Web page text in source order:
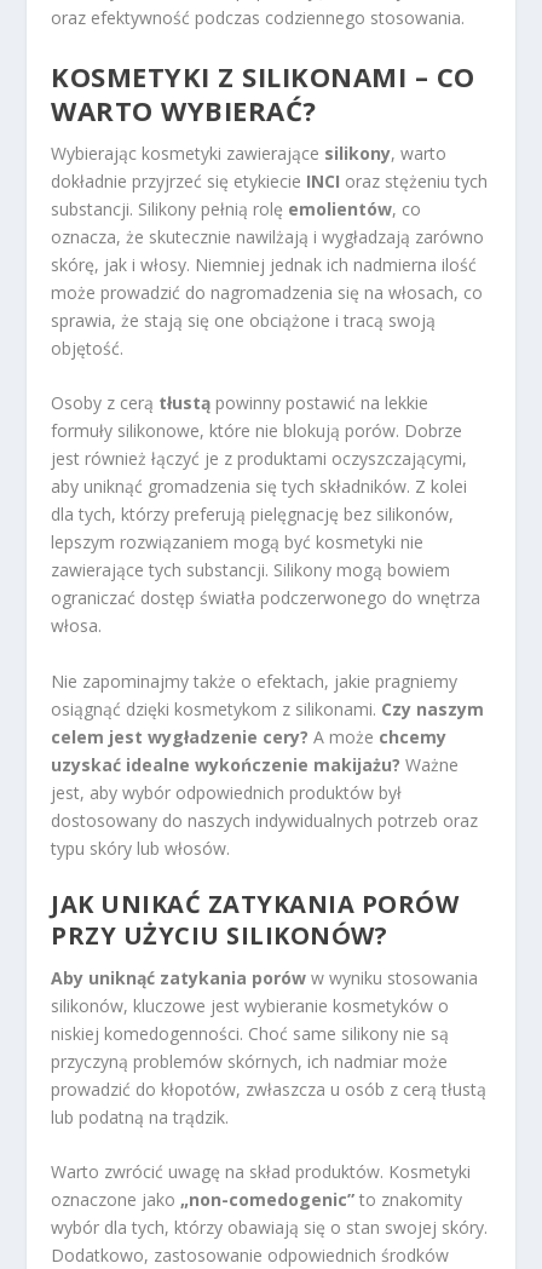
oraz efektywność podczas codziennego stosowania.
KOSMETYKI Z SILIKONAMI – CO
WARTO WYBIERAĆ?
Wybierając kosmetyki zawierające silikony, warto
dokładnie przyjrzeć się etykiecie INCI oraz stężeniu tych
substancji. Silikony pełnią rolę emolientów, co
oznacza, że skutecznie nawilżają i wygładzają zarówno
skórę, jak i włosy. Niemniej jednak ich nadmierna ilość
może prowadzić do nagromadzenia się na włosach, co
sprawia, że stają się one obciążone i tracą swoją
objętość.
Osoby z cerą tłustą powinny postawić na lekkie
formuły silikonowe, które nie blokują porów. Dobrze
jest również łączyć je z produktami oczyszczającymi,
aby uniknąć gromadzenia się tych składników. Z kolei
dla tych, którzy preferują pielęgnację bez silikonów,
lepszym rozwiązaniem mogą być kosmetyki nie
zawierające tych substancji. Silikony mogą bowiem
ograniczać dostęp światła podczerwonego do wnętrza
włosa.
Nie zapominajmy także o efektach, jakie pragniemy
osiągnąć dzięki kosmetykom z silikonami. Czy naszym
celem jest wygładzenie cery? A może chcemy
uzyskać idealne wykończenie makijażu? Ważne
jest, aby wybór odpowiednich produktów był
dostosowany do naszych indywidualnych potrzeb oraz
typu skóry lub włosów.
JAK UNIKAĆ ZATYKANIA PORÓW
PRZY UŻYCIU SILIKONÓW?
Aby uniknąć zatykania porów w wyniku stosowania
silikonów, kluczowe jest wybieranie kosmetyków o
niskiej komedogenności. Choć same silikony nie są
przyczyną problemów skórnych, ich nadmiar może
prowadzić do kłopotów, zwłaszcza u osób z cerą tłustą
lub podatną na trądzik.
Warto zwrócić uwagę na skład produktów. Kosmetyki
oznaczone jako „non-comedogenic” to znakomity
wybór dla tych, którzy obawiają się o stan swojej skóry.
Dodatkowo, zastosowanie odpowiednich środków